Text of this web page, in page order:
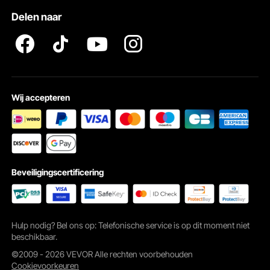
Delen naar
Wij accepteren
Beveiligingscertificering
Hulp nodig? Bel ons op: Telefonische service is op dit moment niet
beschikbaar.
©2009 - 2026 VEVOR Alle rechten voorbehouden
Cookievoorkeuren